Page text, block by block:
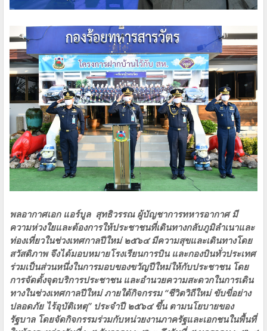
พลอากาศเอก แอร์บูล สุทธิวรรณ ผู้บัญชาการทหารอากาศ มี
ความห่วงใยและต้องการให้ประชาชนที่เดินทางกลับภูมิลำเนาและ
ท่องเที่ยวในช่วงเทศกาลปีใหม่ ๒๕๖๔ มีความสุขและเดินทางโดย
สวัสดิภาพ จึงได้มอบหมายโรงเรียนการบิน และกองบินทั่วประเทศ
ร่วมเป็นส่วนหนึ่งในการมอบของขวัญปีใหม่ให้กับประชาชน โดย
การจัดตั้งจุดบริการประชาชน และอำนวยความสะดวกในการเดิน
ทางในช่วงเทศกาลปีใหม่ ภายใต้กิจกรรม “ชีวิตวิถีใหม่ ขับขี่อย่าง
ปลอดภัย ไร้อุบัติเหตุ” ประจำปี ๒๕๖๔ ขึ้น ตามนโยบายของ
รัฐบาล โดยจัดกิจกรรมร่วมกับหน่วยงานภาครัฐและเอกชนในพื้นที่